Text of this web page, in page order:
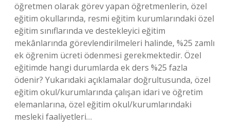
öğretmen olarak görev yapan öğretmenlerin, özel
eğitim okullarında, resmi eğitim kurumlarındaki özel
eğitim sınıflarında ve destekleyici eğitim
mekânlarında görevlendirilmeleri halinde, %25 zamlı
ek öğrenim ücreti ödenmesi gerekmektedir. Özel
eğitimde hangi durumlarda ek ders %25 fazla
ödenir? Yukarıdaki açıklamalar doğrultusunda, özel
eğitim okul/kurumlarında çalışan idari ve öğretim
elemanlarına, özel eğitim okul/kurumlarındaki
mesleki faaliyetleri…